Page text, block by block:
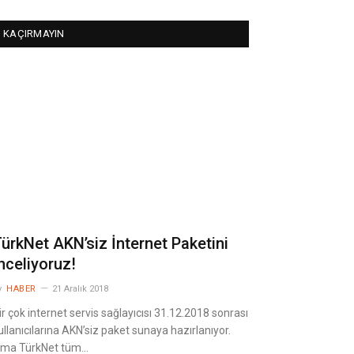
KAÇIRMAYIN
AKN’siz İnternet Paketini
HABER 21 Aralık 2018
çok internet servis sağlayıcısı 31.12.2018 sonrası
AKN’siz paket sunaya hazırlanıyor.
TürkNet tüm…